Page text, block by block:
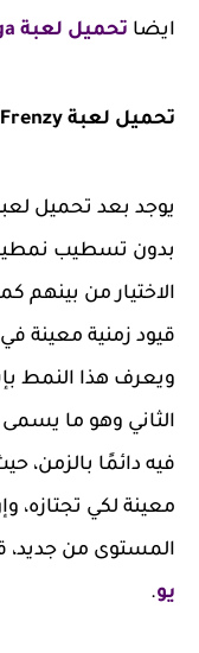
ايضا تحميل لعبة Farm Heroes Saga
تحميل لعبة Feeding Frenzy للكمبيوتر
بدون تسطيب
الاختيار من بينهم
قيود زمنية معينة
ويعرف هذا النمط
الثاني وهو ما
فيه دائمًا بالزمن،
معينة لكي تجتازه،
المستوى من جديد،
يو.